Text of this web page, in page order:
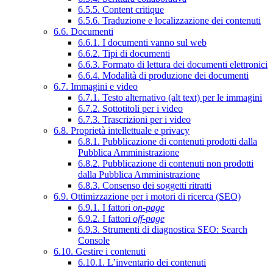
6.5.5. Content critique
6.5.6. Traduzione e localizzazione dei contenuti
6.6. Documenti
6.6.1. I documenti vanno sul web
6.6.2. Tipi di documenti
6.6.3. Formato di lettura dei documenti elettronici
6.6.4. Modalità di produzione dei documenti
6.7. Immagini e video
6.7.1. Testo alternativo (alt text) per le immagini
6.7.2. Sottotitoli per i video
6.7.3. Trascrizioni per i video
6.8. Proprietà intellettuale e privacy
6.8.1. Pubblicazione di contenuti prodotti dalla
Pubblica Amministrazione
6.8.2. Pubblicazione di contenuti non prodotti
dalla Pubblica Amministrazione
6.8.3. Consenso dei soggetti ritratti
6.9. Ottimizzazione per i motori di ricerca (SEO)
6.9.1. I fattori on-page
6.9.2. I fattori off-page
6.9.3. Strumenti di diagnostica SEO: Search
Console
6.10. Gestire i contenuti
6.10.1. L’inventario dei contenuti